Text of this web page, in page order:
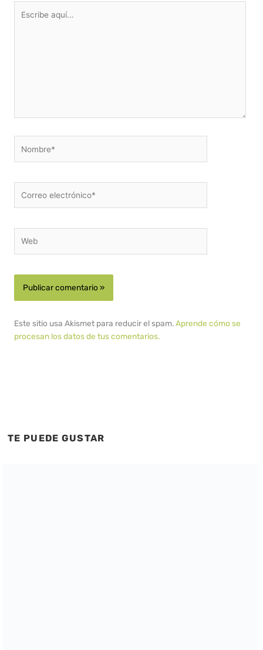
aquí...
electrónico*
Este sitio usa Akismet para reducir el spam.Aprende cómo se
procesan los datos de tus comentarios.
TE PUEDE GUSTAR